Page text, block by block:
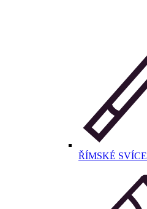
ŘÍMSKÉ SVÍCE